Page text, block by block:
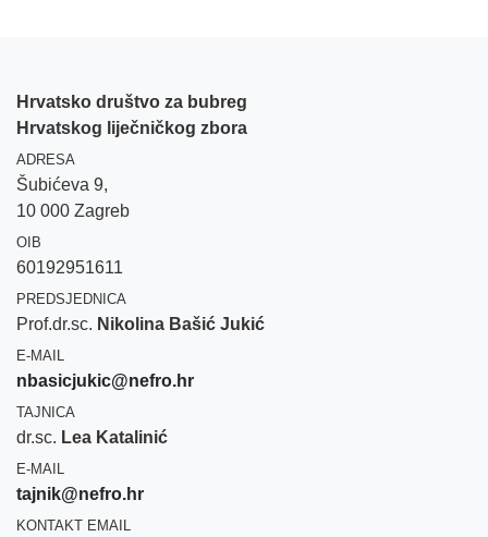
Hrvatsko društvo za bubreg
Hrvatskog liječničkog zbora
ADRESA
Šubićeva 9,
10 000 Zagreb
OIB
60192951611
PREDSJEDNICA
Prof.dr.sc. Nikolina Bašić Jukić
E-MAIL
nbasicjukic@nefro.hr
TAJNICA
dr.sc. Lea Katalinić
E-MAIL
tajnik@nefro.hr
KONTAKT EMAIL